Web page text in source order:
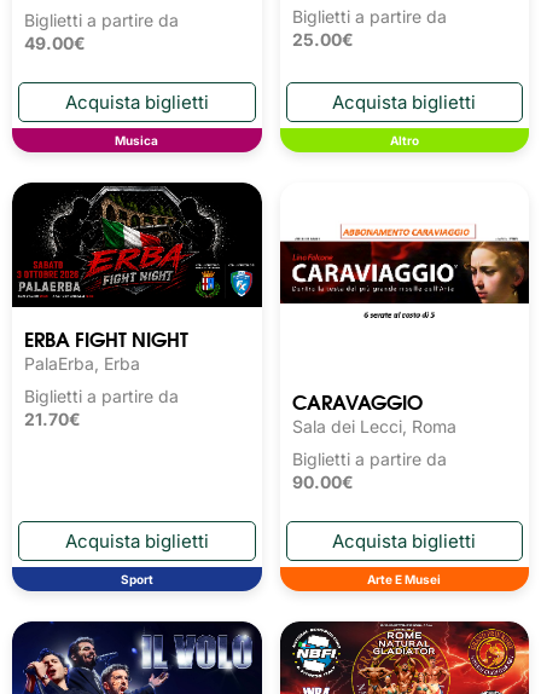
Biglietti a partire da
49.00€
Musica
Biglietti a partire da
25.00€
Altro
ERBA FIGHT NIGHT
PalaErba, Erba
Biglietti a partire da
21.70€
Sport
CARAVAGGIO
Sala dei Lecci, Roma
Biglietti a partire da
90.00€
Arte E Musei